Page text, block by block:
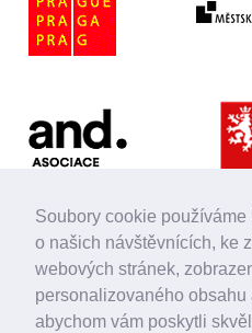
Soubory cookie používáme
o našich návštěvnících, ke
webových stránek,
personalizovaného obsahu
abychom vám poskytli
Magistrát hl. m. Prahy podpořil činnost Divadla
2 050 000,-.